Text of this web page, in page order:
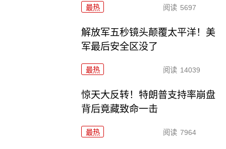
最热 阅读 5697
解放军五秒镜头颠覆太平洋！美
军最后安全区没了
最热 阅读 14039
惊天大反转！特朗普支持率崩盘
背后竟藏致命一击
最热 阅读 7964